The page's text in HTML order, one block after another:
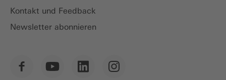
Kontakt und Feedback
Newsletter abonnieren